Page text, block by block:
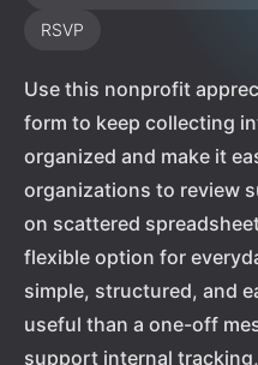
RSVP
Use this nonprofit
form to keep collecting
organized and make it
organizations to review
on scattered
flexible option for
simple, structured, and
useful than a one-off
support internal